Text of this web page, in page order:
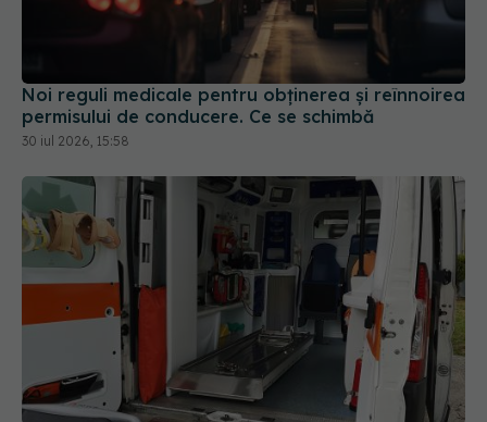
Noi reguli medicale pentru obținerea și reînnoirea
permisului de conducere. Ce se schimbă
30 iul 2026, 15:58